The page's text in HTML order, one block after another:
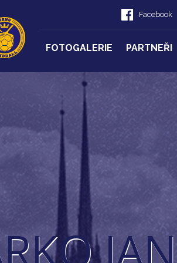
Facebook
FOTOGALERIE PARTNEŘI
JAN